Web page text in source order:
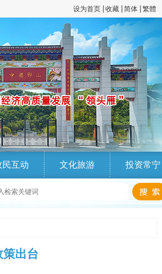
设为首页 收藏 简体 繁體
民互动 文化旅游 投资常宁
出台